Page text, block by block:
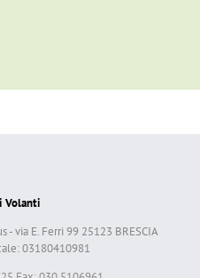
Volanti
- via E. Ferri 99 25123 BRESCIA
03180410981